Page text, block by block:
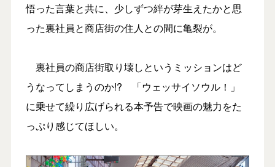
悟った言葉と共に、少しずつ絆が芽生えたかと思
った裏社員と商店街の住人との間に亀裂が。
裏社員の商店街取り壊しというミッションはど
うなってしまうのか!? 「ウェッサイソウル！」
に乗せて繰り広げられる本予告で映画の魅力をた
っぷり感じてほしい。